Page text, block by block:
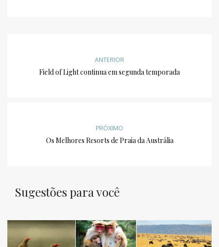
ANTERIOR
Field of Light continua em segunda temporada
PRÓXIMO
Os Melhores Resorts de Praia da Austrália
Sugestões para você